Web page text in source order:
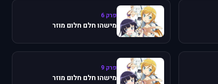
פרק 6
מישהו חלם חלום מוזר
פרק 9
מישהו חלם חלום מוזר